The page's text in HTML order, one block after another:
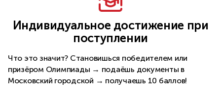
Индивидуальное достижение при
поступлении
Что это значит? Становишься победителем или
призёром Олимпиады → подаёшь документы в
Московский городской → получаешь 10 баллов!